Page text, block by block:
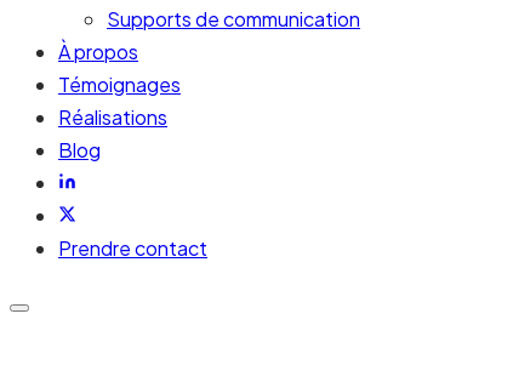
Supports de communication
À propos
Témoignages
Réalisations
Blog
Prendre contact